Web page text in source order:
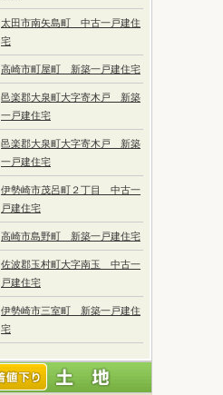
太田市南矢島町 中古一戸建住
宅
高崎市町屋町 新築一戸建住宅
邑楽郡大泉町大字寄木戸 新築
一戸建住宅
邑楽郡大泉町大字寄木戸 新築
一戸建住宅
伊勢崎市茂呂町２丁目 中古一
戸建住宅
高崎市島野町 新築一戸建住宅
佐波郡玉村町大字南玉 中古一
戸建住宅
伊勢崎市三室町 新築一戸建住
宅